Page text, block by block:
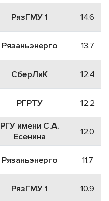
РязГМУ 1 14.6
Рязаньэнерго 13.7
СберЛиК 12.4
РГРТУ 12.2
РГУ имени С.А.
Есенина
12.0
Рязаньэнерго 11.7
РязГМУ 1 10.9